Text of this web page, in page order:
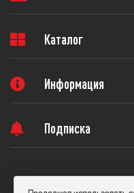
Каталог
Информация
Подписка